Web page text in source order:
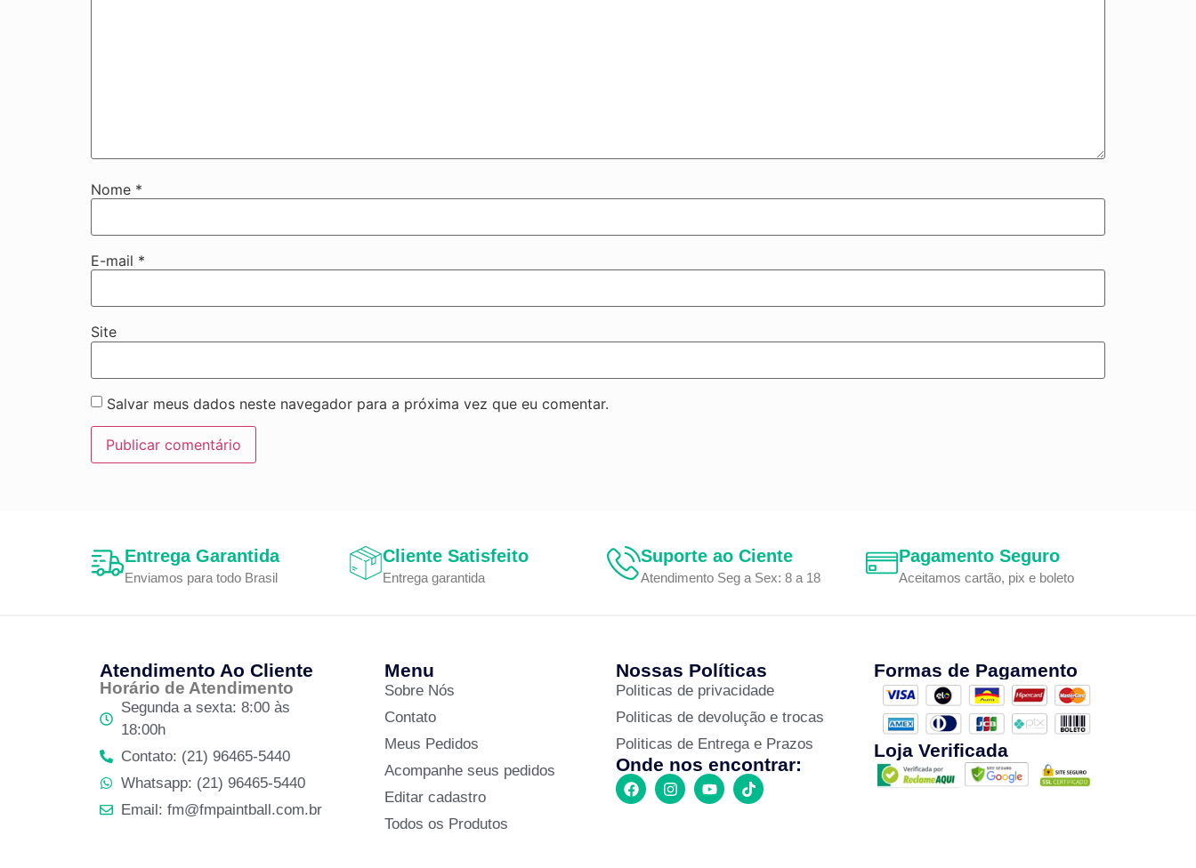
Nome *
E-mail *
Site
Salvar meus dados neste navegador para a próxima vez que eu comentar.
Entrega Garantida
Enviamos para todo Brasil
Cliente Satisfeito
Entrega garantida
Suporte ao Ciente
Atendimento Seg a Sex: 8 a 18
Pagamento Seguro
Aceitamos cartão, pix e boleto
Atendimento Ao Cliente
Horário de Atendimento
Segunda a sexta: 8:00 às
18:00h
Contato: (21) 96465-5440
Whatsapp: (21) 96465-5440
Email: fm@fmpaintball.com.br
Menu
Sobre Nós
Contato
Meus Pedidos
Acompanhe seus pedidos
Editar cadastro
Todos os Produtos
Nossas Políticas
Politicas de privacidade
Politicas de devolução e trocas
Politicas de Entrega e Prazos
Onde nos encontrar:
Formas de Pagamento
Loja Verificada